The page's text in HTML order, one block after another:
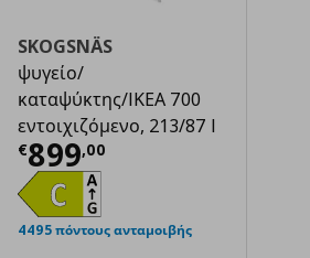
SKOGSNÄS
ψυγείο/
καταψύκτης/IKEA 700
εντοιχιζόμενο, 213/87 l
€899,00
Τρέχουσα τιμή
4495 πόντους ανταμοιβής